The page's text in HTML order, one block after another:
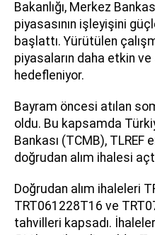
Bakanlığı, Merkez
piyasasının işleyişini
başlattı. Yürütülen
piyasaların daha etkin ve
hedefleniyor.
Bayram öncesi atılan
oldu. Bu kapsamda
Bankası (TCMB),
doğrudan alım ihalesi
Doğrudan alım ihaleleri
TRT061228T16 ve
tahvilleri kapsadı.